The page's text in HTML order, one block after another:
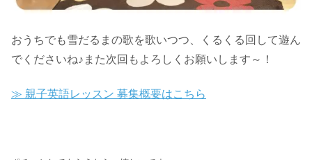
おうちでも雪だるまの歌を歌いつつ、くるくる回して遊ん
でくださいね♪また次回もよろしくお願いします～！
≫ 親子英語レッスン 募集概要はこちら